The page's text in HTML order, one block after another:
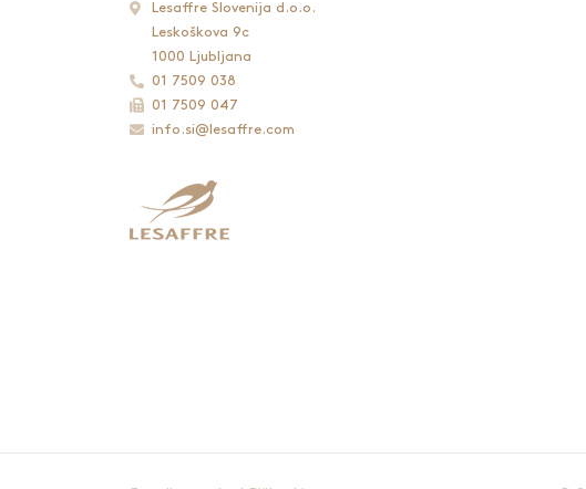
Lesaffre Slovenija d.o.o.
Leskoškova 9c
1000 Ljubljana
01 7509 038
01 7509 047
info.si@lesaffre.com